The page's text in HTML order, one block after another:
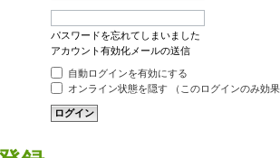
パスワードを忘れてしまいました
アカウント有効化メールの送信
自動ログインを有効にする
オンライン状態を隠す （このログインのみ効